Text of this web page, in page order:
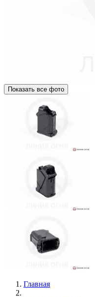
Показать все фото
Главная